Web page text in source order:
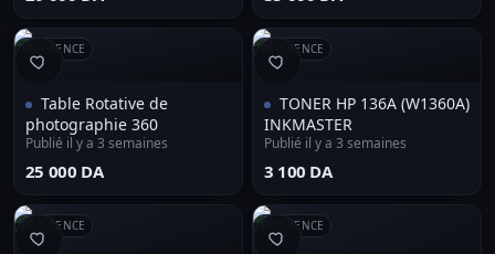
RÉFÉRENCE
Table Rotative de
photographie 360
Publié il y a 3 semaines
⁦25 000 DA⁩
RÉFÉRENCE
TONER HP 136A (W1360A)
INKMASTER
Publié il y a 3 semaines
⁦3 100 DA⁩
RÉFÉRENCE RÉFÉRENCE